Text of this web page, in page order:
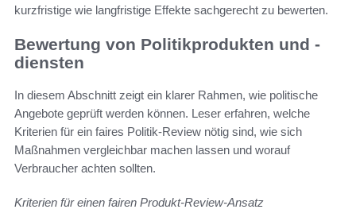
kurzfristige wie langfristige Effekte sachgerecht zu bewerten.
Bewertung von Politikprodukten und -
diensten
In diesem Abschnitt zeigt ein klarer Rahmen, wie politische
Angebote geprüft werden können. Leser erfahren, welche
Kriterien für ein faires Politik-Review nötig sind, wie sich
Maßnahmen vergleichbar machen lassen und worauf
Verbraucher achten sollten.
Kriterien für einen fairen Produkt-Review-Ansatz